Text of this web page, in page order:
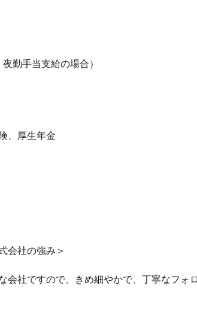
勤手当支給の場合）
、厚生年金
会社の強み＞
会社ですので、きめ細やかで、丁寧なフォ